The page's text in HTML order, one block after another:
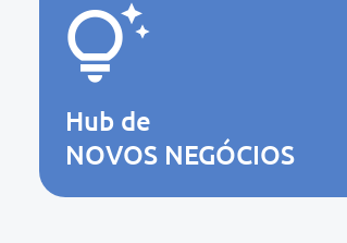
Hub de
NOVOS NEGÓCIOS